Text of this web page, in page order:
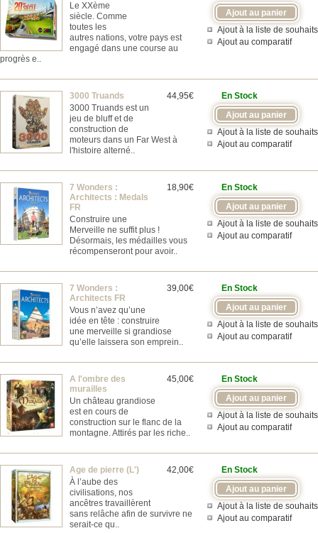
Ajout à la liste de souhaits
Ajout au comparatif
Le XXème
siècle. Comme
toutes les
autres nations, votre pays est
engagé dans une course au
progrès e..
En Stock
Ajout à la liste de souhaits
Ajout au comparatif
44,95€
3000 Truands
3000 Truands est un
jeu de bluff et de
construction de
moteurs dans un Far West à
l'histoire alterné..
En Stock
Ajout à la liste de souhaits
Ajout au comparatif
18,90€
7 Wonders :
Architects : Medals
FR
Construire une
Merveille ne suffit plus !
Désormais, les médailles vous
récompenseront pour avoir..
En Stock
Ajout à la liste de souhaits
Ajout au comparatif
39,00€
7 Wonders :
Architects FR
Vous n’avez qu’une
idée en tête : construire
une merveille si grandiose
qu’elle laissera son emprein..
En Stock
Ajout à la liste de souhaits
Ajout au comparatif
45,00€
A l'ombre des
murailles
Un château grandiose
est en cours de
construction sur le flanc de la
montagne. Attirés par les riche..
En Stock
Ajout à la liste de souhaits
Ajout au comparatif
42,00€
Age de pierre (L')
À l’aube des
civilisations, nos
ancêtres travaillèrent
sans relâche afin de survivre ne
serait-ce qu..